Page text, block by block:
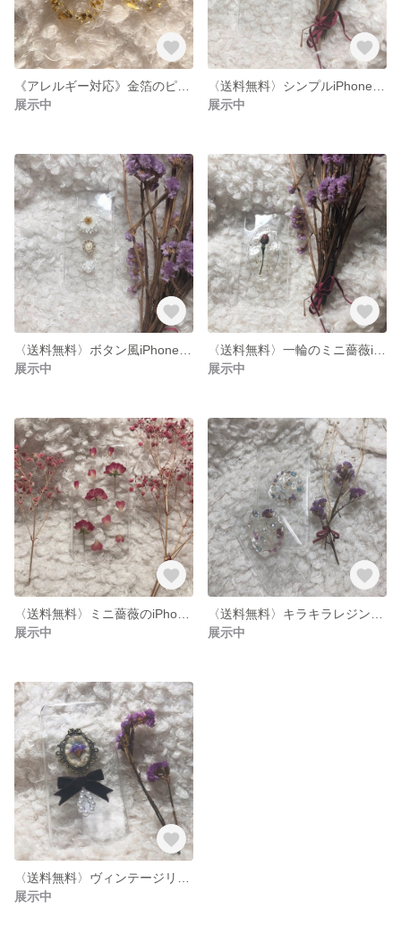
展示中
展示中
展示中
展示中
展示中
展示中
展示中